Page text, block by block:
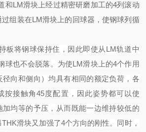
和LM滑块上经过精密研磨加工的4列滚动
组装在LM滑块上的回球器，使钢球列循
板将钢球保持住，因此即使从LM轨道中
球也不会脱落。 为使LM滑块上的4个作用
径向和侧向）均具有相同的额定负荷，各
按接触角45度配置，因此姿势都可以使
加均等的予压，从而既能一边维持较低的
滑块又加强了4个方向的刚性。同时，